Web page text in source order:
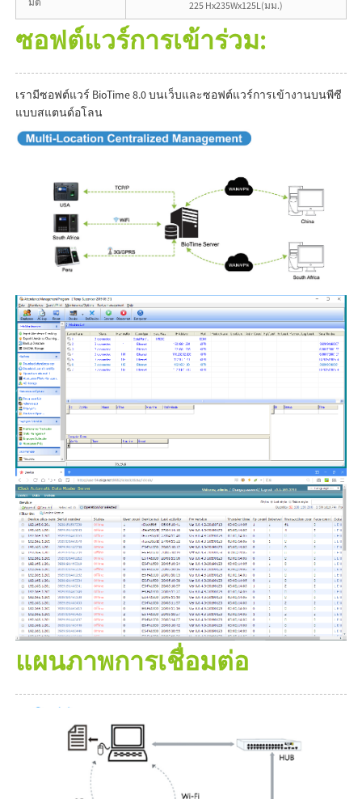
225 Hx235Wx125L(มม.)
ซอฟต์แวร์การเข้าร่วม:
เรามีซอฟต์แวร์ BioTime 8.0 บนเว็บและซอฟต์แวร์การเข้างานบนพีซี
แบบสแตนด์อโลน
แผนภาพการเชื่อมต่อ